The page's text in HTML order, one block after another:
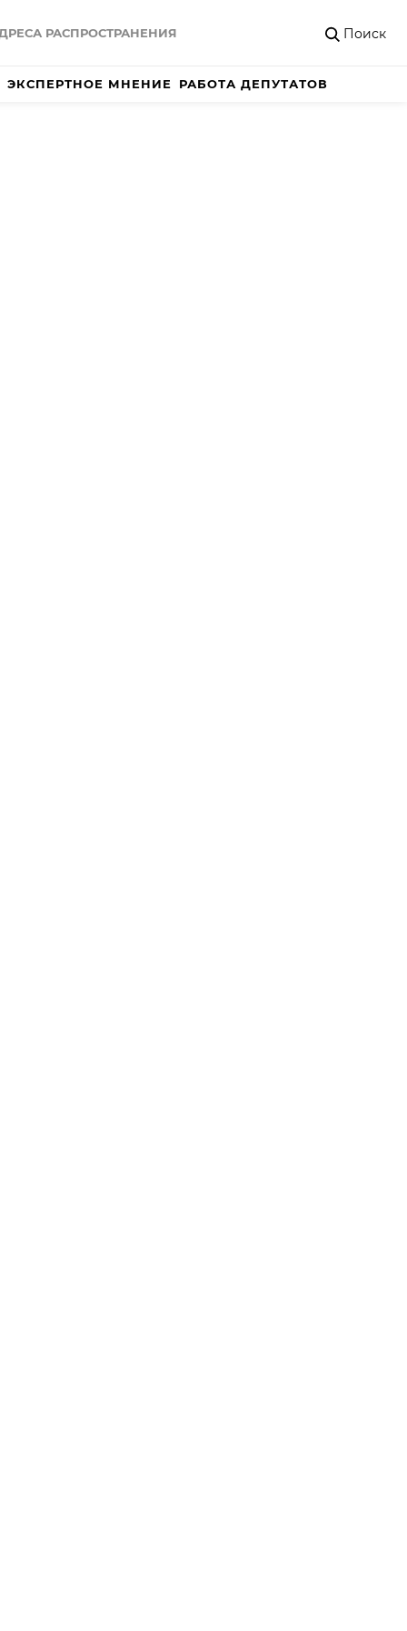
РАСПРОСТРАНЕНИЯ Поиск
ЭКСПЕРТНОЕ МНЕНИЕ РАБОТА ДЕПУТАТОВ